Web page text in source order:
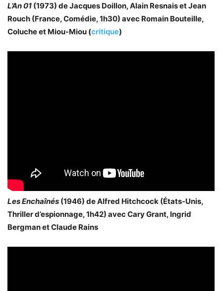
L’An 01 (1973) de Jacques Doillon, Alain Resnais et Jean
Rouch (France, Comédie, 1h30) avec Romain Bouteille,
Coluche et Miou-Miou (critique)
Les Enchaînés (1946) de Alfred Hitchcock (États-Unis,
Thriller d’espionnage, 1h42) avec Cary Grant, Ingrid
Bergman et Claude Rains